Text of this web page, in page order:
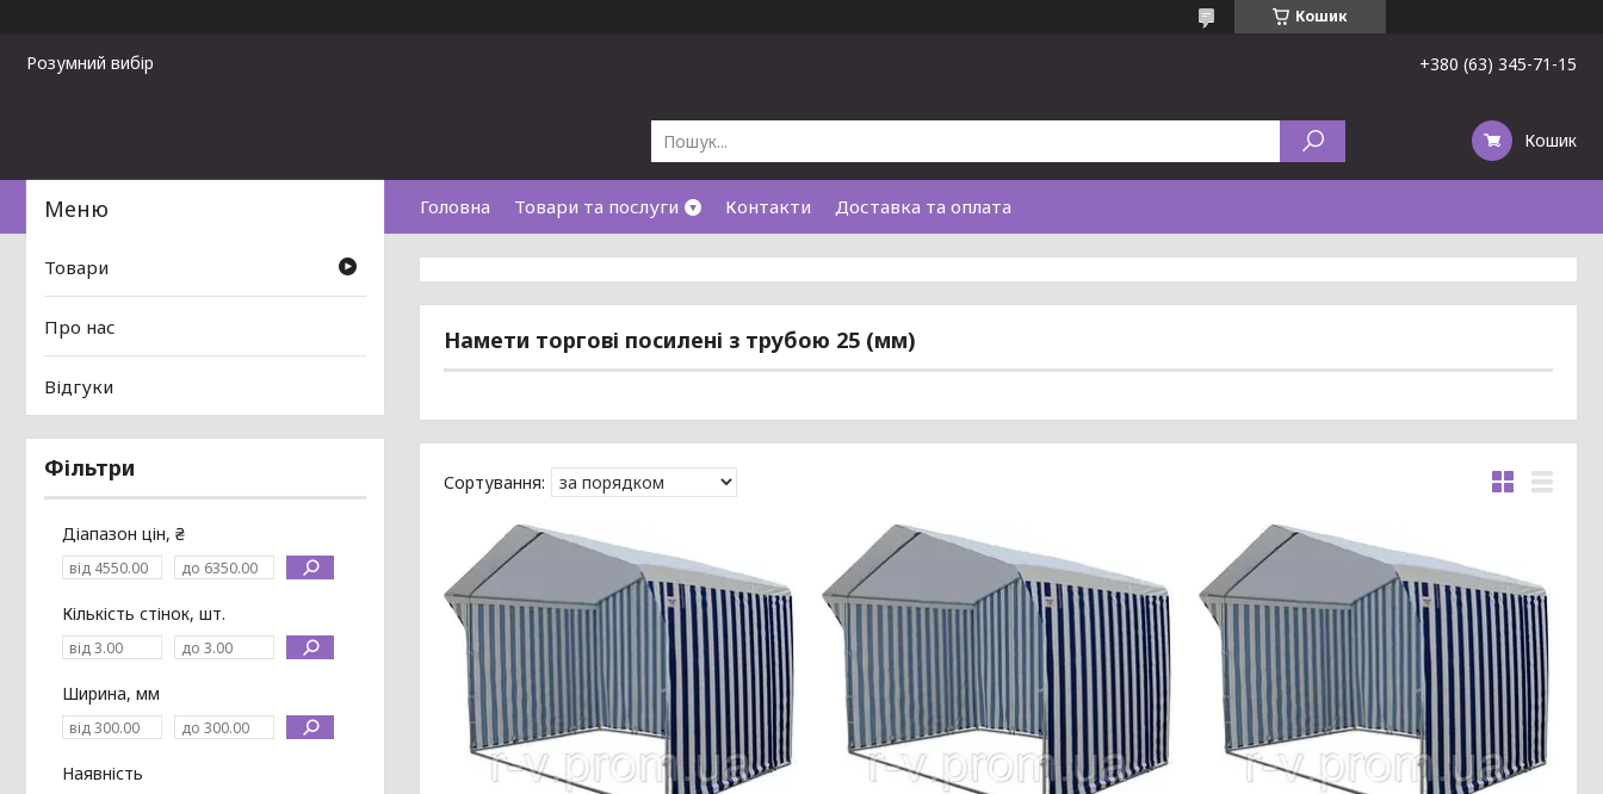
Кошик
Розумний вибір +380 (63) 345-71-15
Кошик
Головна Товари та послуги Контакти Доставка та оплата
Намети торгові посилені з трубою 25 (мм)
Товари
Про нас
Відгуки
Фільтри
Діапазон цін, ₴
Кількість стінок, шт.
Ширина, мм
Наявність